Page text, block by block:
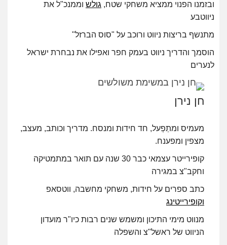
ובזמנו הפנוי ממציא משחקי שטח, גולש וממנכ"ל את
ניווטבע
מתנשף בריצות ניווט ורוכב על "סוס הברזל"
הוסמך והדריך ניווט בעמק חפר ואפילו את נבחרת ישראל
לנערים
חן נירן
מעמיס ומתַפְעל, חד חידות ומנסח. מדריך וכותב, מעצב,
מצפין ומפענח.
קופירייטר עצמאי כבר 30 שנה עם
תואר במתמטיקה
וחקב"צ במגירה
כתב ספרים על חידות, משחקי מחשבה, ווטסאפ
וקופירייטינג
מנווט מימי התיכון ומשמש שנים רבות כיו"ר מועדון
הניווט של ראשל"צ והשפלה